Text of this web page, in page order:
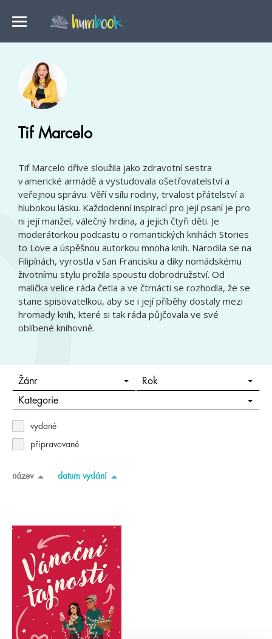
Tif Marcelo
Tif Marcelo dříve sloužila jako zdravotní sestra
v americké armádě a vystudovala ošetřovatelství a
veřejnou správu. Věří v sílu rodiny, trvalost přátelství a
hlubokou lásku. Každodenní inspirací pro její psaní je pro
ni její manžel, válečný hrdina, a jejich čtyři děti. Je
moderátorkou podcastu o romantických knihách Stories
to Love a úspěšnou autorkou mnoha knih. Narodila se na
Filipínách, vyrostla v San Francisku a díky nomádskému
životnímu stylu prožila spoustu dobrodružství. Od
malička velice ráda četla a ve čtrnácti se rozhodla, že se
stane spisovatelkou, aby se i její příběhy dostaly mezi
hromady knih, které si tak ráda půjčovala ve své
oblíbené knihovně.
Žánr Rok
Kategorie
vydané
připravované
název datum vydání